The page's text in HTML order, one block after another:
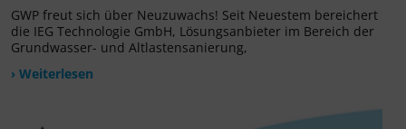
GWP freut sich über Neuzuwachs! Seit Neuestem bereichert
die IEG Technologie GmbH, Lösungsanbieter im Bereich der
Grundwasser- und Altlastensanierung,
› Weiterlesen